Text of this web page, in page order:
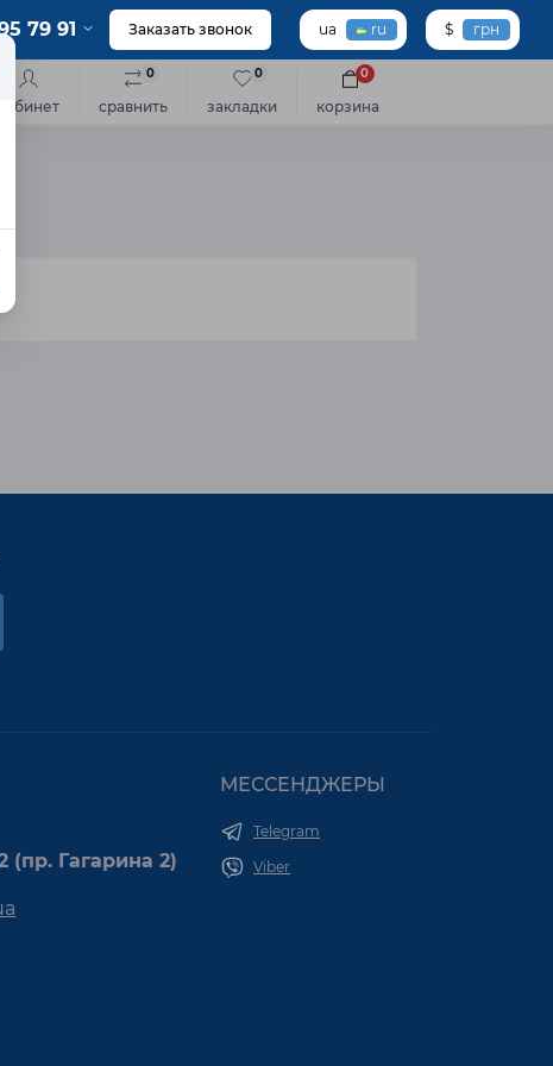
79 91 Заказать звонок ua ru $ грн
кабинет сравнить
0
закладки
0
корзина
0
(пр. Гагарина 2)
МЕССЕНДЖЕРЫ
Telegram
Viber